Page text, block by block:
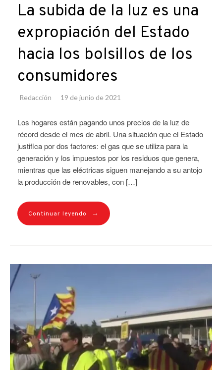
La subida de la luz es una
expropiación del Estado
hacia los bolsillos de los
consumidores
Redacción 19 de junio de 2021
Los hogares están pagando unos precios de la luz de
récord desde el mes de abril. Una situación que el Estado
justifica por dos factores: el gas que se utiliza para la
generación y los impuestos por los residuos que genera,
mientras que las eléctricas siguen manejando a su antojo
la producción de renovables, con […]
Continuar leyendo →